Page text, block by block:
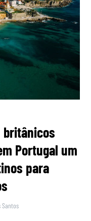
britânicos
Portugal um
para
Santos